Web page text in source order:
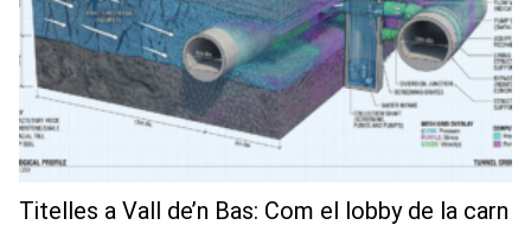
Titelles a Vall de’n Bas: Com el lobby de la carn